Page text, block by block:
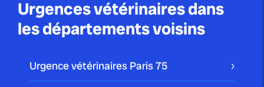
Urgences vétérinaires dans
les départements voisins
Urgence vétérinaires Paris75